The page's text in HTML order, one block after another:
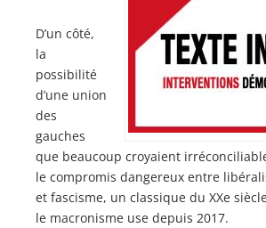
D’un côté,
la
possibilité
d’une union
des
gauches
que beaucoup croyaient
le compromis dangereux entre
et fascisme, un classique du XXe
le macronisme use depuis 2017.